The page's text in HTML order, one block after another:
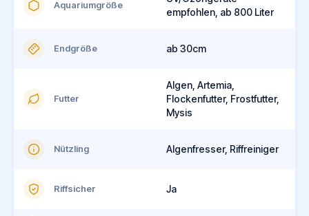
Aquariumgröße
empfohlen, ab 800 Liter
Endgröße ab 30cm
Futter
Algen, Artemia,
Flockenfutter, Frostfutter,
Mysis
Nützling Algenfresser, Riffreiniger
Riffsicher Ja